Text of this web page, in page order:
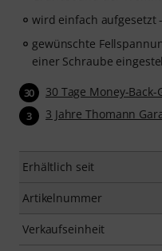
wird einfach aufgesetzt
gewünschte
einer Schraube
30 30 Tage Money-Back-
3 3 Jahre Thomann
Erhältlich seit
Artikelnummer
Verkaufseinheit